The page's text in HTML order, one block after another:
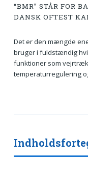
“BMR” STÅR FOR
DANSK OFTEST
Det er den mængde
bruger i fuldstændig
funktioner som
temperaturregulering